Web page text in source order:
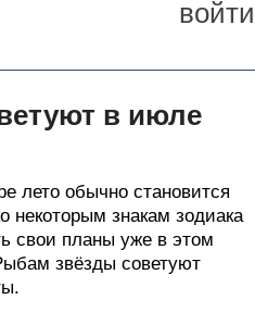
войти
в июле
лето обычно становится
некоторым знакам зодиака
свои планы уже в этом
звёзды советуют